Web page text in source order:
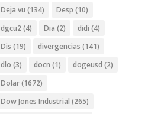
Deja vu (134) Desp (10)
dgcu2(4) Dia (2) didi (4)
Dis (19) divergencias (141)
dlo (3) docn (1) dogeusd (2)
Dolar(1672)
Dow Jones Industrial (265)